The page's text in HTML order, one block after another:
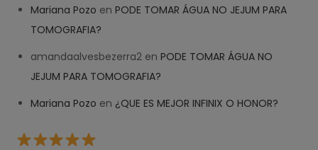
Mariana Pozo enPODE TOMAR ÁGUA NO JEJUM PARA
TOMOGRAFIA?
amandaalvesbezerra2 enPODE TOMAR ÁGUA NO
JEJUM PARA TOMOGRAFIA?
Mariana Pozo en ¿QUE ES MEJOR INFINIX O HONOR?